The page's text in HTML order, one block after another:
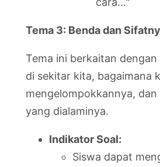
Tema 3: Benda dan
Tema ini berkaitan
di sekitar kita, bagaimana
mengelompokkannya, dan
yang dialaminya.
Indikator Soal:
Siswa dapat